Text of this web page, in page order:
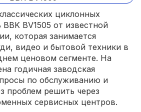
циклонных
BV1505 от известной
которая занимается
видео и бытовой техники в
ценовом сегменте. На
годичная заводская
по обслуживанию и
проблем решить через
сервисных центров.